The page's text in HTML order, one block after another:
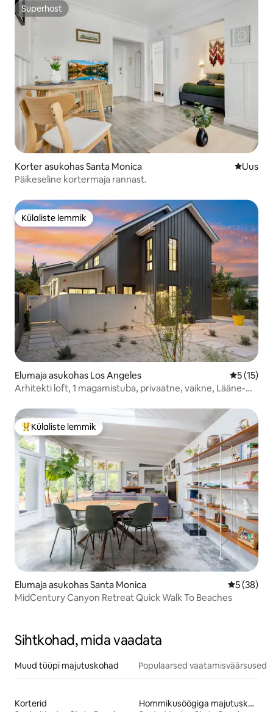
Superhost
Superhost
Korter asukohas Santa Monica Uus
Uus
Päikeseline kortermaja rannast.
Külaliste lemmik
Külaliste lemmik
Elumaja asukohas Los Angeles
5 (15)
Arhitekti loft, 1 magamistuba, privaatne, vaikne, Lääne-
Külaliste suur lemmik
Külaliste lemmik
Elumaja asukohas Santa Monica Keskmine
5 (38)
MidCentury Canyon Retreat Quick Walk To Beaches
Sihtkohad, mida vaadata
Muud tüüpi majutuskohad Populaarsed vaatamisväärsused
Korterid
Hommikusöögiga majutuskohad